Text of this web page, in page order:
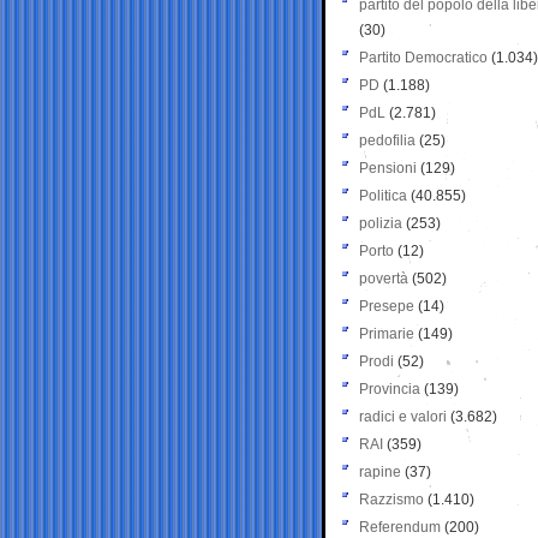
partito del popolo della
(30)
Partito Democratico (1.034)
PD (1.188)
PdL (2.781)
pedofilia (25)
Pensioni (129)
Politica (40.855)
polizia (253)
Porto (12)
povertà (502)
Presepe (14)
Primarie (149)
Prodi (52)
Provincia (139)
radici e valori (3.682)
RAI (359)
rapine (37)
Razzismo (1.410)
Referendum (200)